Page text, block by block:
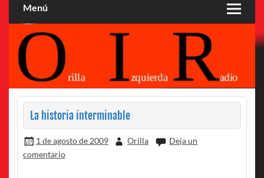
Menú
La historia interminable
1 de agosto de 2009 Orilla
Deja un
comentario